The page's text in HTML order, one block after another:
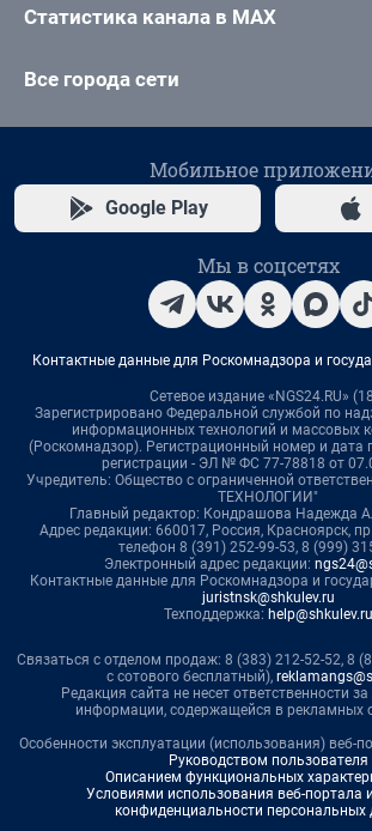
Статистика канала в MAX
Все города сети
Мобильное
Google Play
Мы в соцсетях
Контактные данные для Роскомнадзора и
Сетевое издание «NGS24.RU»
Зарегистрировано Федеральной службой по
информационных технологий и массовых
(Роскомнадзор). Регистрационный номер и дата
регистрации - ЭЛ № ФС 77-78818 от
Учредитель: Общество с ограниченной
ТЕХНОЛОГИИ"
Главный редактор: Кондрашова Надежда
Адрес редакции: 660017, Россия, Красноярск,
телефон 8 (391) 252-99-53, 8 (999)
Электронный адрес редакции:
Контактные данные для Роскомнадзора и
juristnsk@shkulev.ru
Техподдержка: help@shkulev.ru
Связаться с отделом продаж: 8 (383) 212-52-52, 8
с сотового бесплатный),
Редакция сайта не несет ответственности
информации, содержащейся в рекламных
Особенности эксплуатации (использования) веб-
Руководством пользователя
Описанием функциональных
Условиями использования веб-портала
конфиденциальности персональных